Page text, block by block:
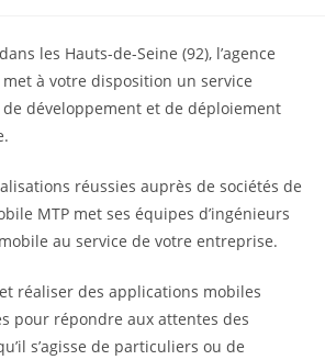
les Hauts-de-Seine (92), l’agence
à votre disposition un service
développement et de déploiement
réussies auprès de sociétés de
MTP met ses équipes d’ingénieurs
au service de votre entreprise.
réaliser des applications mobiles
pour répondre aux attentes des
s’agisse de particuliers ou de